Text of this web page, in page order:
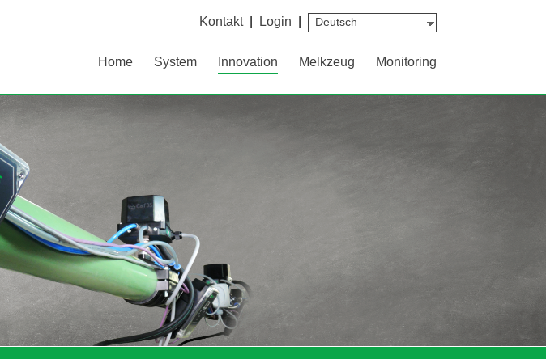
Kontakt| Login
Home System Innovation Melkzeug Monitoring